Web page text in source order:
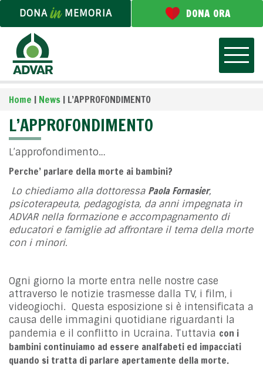
DONA MEMORIA DONA ORA
Home | News | L’APPROFONDIMENTO
L’APPROFONDIMENTO
L’approfondimento…
Perche’ parlare della morte ai bambini?
Lo chiediamo alla dottoressa Paola Fornasier,
psicoterapeuta, pedagogista, da anni impegnata in
ADVAR nella formazione e accompagnamento di
educatori e famiglie ad affrontare il tema della morte
con i minori.
Ogni giorno la morte entra nelle nostre case
attraverso le notizie trasmesse dalla TV, i film, i
videogiochi. Questa esposizione si è intensificata a
causa delle immagini quotidiane riguardanti la
pandemia e il conflitto in Ucraina. Tuttavia con i
bambini continuiamo ad essere analfabeti ed impacciati
quando si tratta di parlare apertamente della morte.